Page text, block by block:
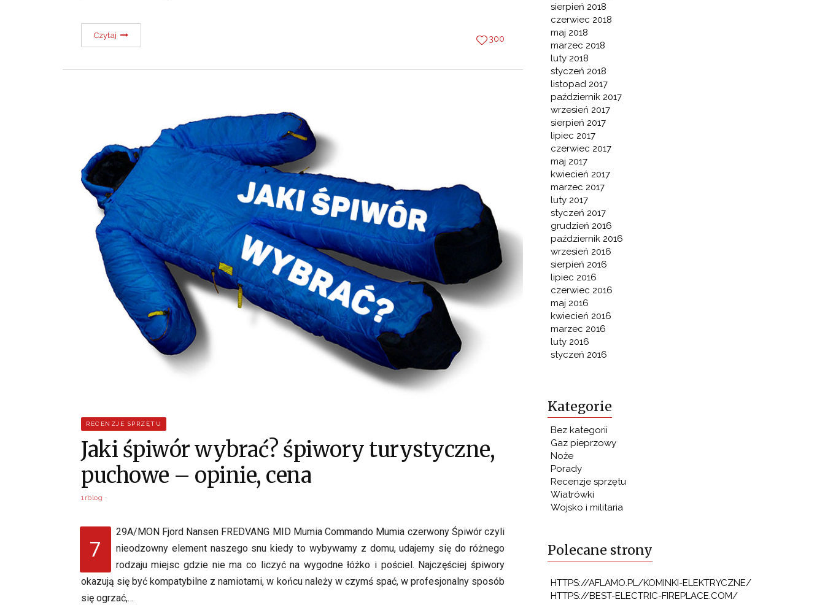
Czytaj 300
RECENZJE SPRZĘTU
Jaki śpiwór wybrać? śpiwory turystyczne,
puchowe – opinie, cena
1rblog
7
29A/MON Fjord Nansen FREDVANG MID Mumia Commando Mumia czerwony Śpiwór czyli
nieodzowny element naszego snu kiedy to wybywamy z domu, udajemy się do różnego
rodzaju miejsc gdzie nie ma co liczyć na wygodne łóżko i pościel. Najczęściej śpiwory
okazują się być kompatybilne z namiotami, w końcu należy w czymś spać, w profesjonalny sposób
się ogrzać,…
sierpień 2018
czerwiec 2018
maj 2018
marzec 2018
luty 2018
styczeń 2018
listopad 2017
październik 2017
wrzesień 2017
sierpień 2017
lipiec 2017
czerwiec 2017
maj 2017
kwiecień 2017
marzec 2017
luty 2017
styczeń 2017
grudzień 2016
październik 2016
wrzesień 2016
sierpień 2016
lipiec 2016
czerwiec 2016
maj 2016
kwiecień 2016
marzec 2016
luty 2016
styczeń 2016
Kategorie
Bez kategorii
Gaz pieprzowy
Noże
Porady
Recenzje sprzętu
Wiatrówki
Wojsko i militaria
Polecane strony
HTTPS://AFLAMO.PL/KOMINKI-ELEKTRYCZNE/
HTTPS://BEST-ELECTRIC-FIREPLACE.COM/